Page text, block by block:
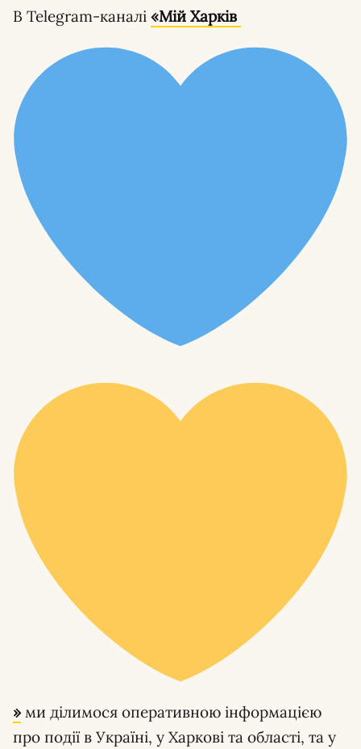
В Telegram-каналі «Мій Харків
» ми ділимося оперативною інформацією
про події в Україні, у Харкові та області, та у